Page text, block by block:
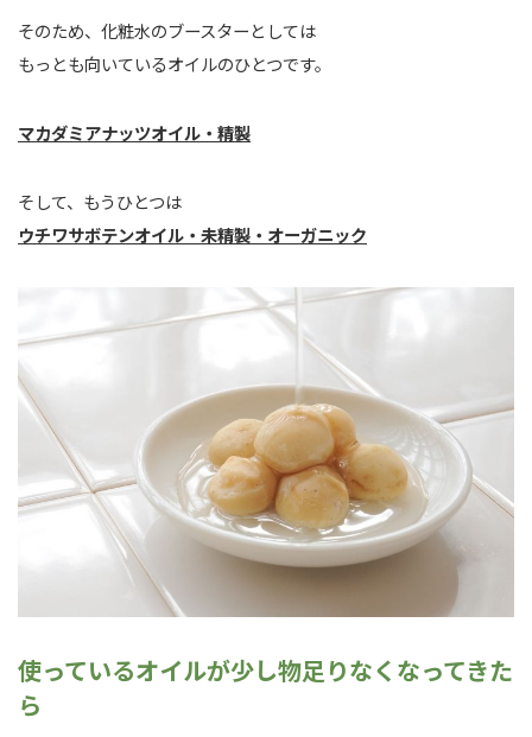
そのため、化粧水のブースターとしては
もっとも向いているオイルのひとつです。
マカダミアナッツオイル・精製
そして、もうひとつは
ウチワサボテンオイル・未精製・オーガニック
使っているオイルが少し物足りなくなってきた
ら